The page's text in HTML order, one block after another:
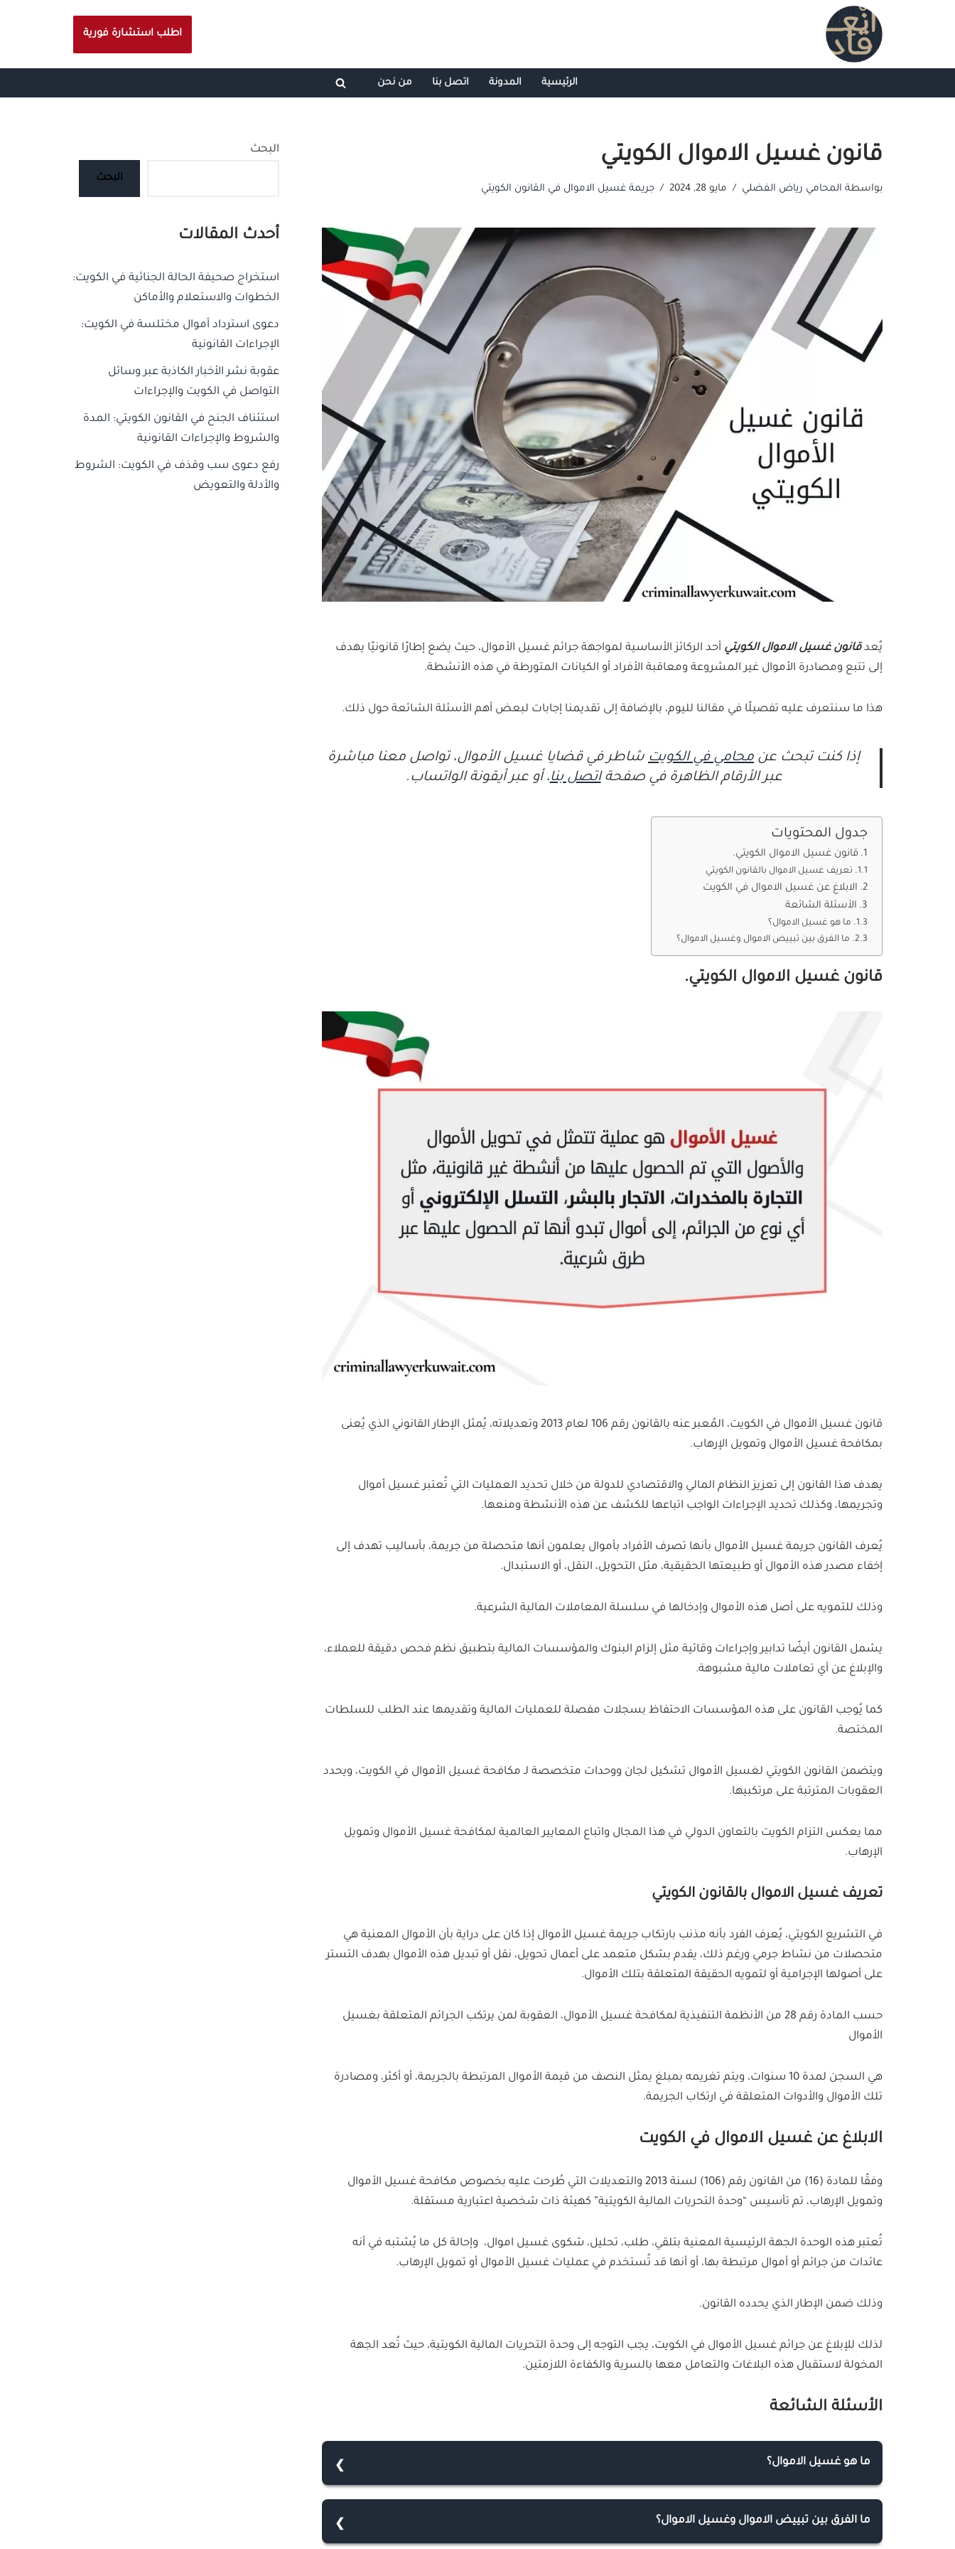
اطلب استشارة فورية
الرئيسية المدونة اتصل بنا من نحن
قانون غسيل الاموال الكويتي
بواسطة المحامي رياض الفضلي مايو 28, 2024 جريمة غسيل الاموال في القانون الكويتي
يُعدقانون غسيل الاموال الكويتي أحد الركائز الأساسية لمواجهة جرائم غسيل الأموال، حيث يضع إطارًا قانونيًا يهدف
إلى تتبع ومصادرة الأموال غير المشروعة ومعاقبة الأفراد أو الكيانات المتورطة في هذه الأنشطة.
هذا ما سنتعرف عليه تفصيلًا في مقالنا لليوم، بالإضافة إلى تقديمنا إجابات لبعض أهم الأسئلة الشائعة حول ذلك.
إذا كنت تبحث عن محامي في الكويت شاطر في قضايا غسيل الأموال، تواصل معنا مباشرة
عبر الأرقام الظاهرة في صفحةاتصل بنا، أو عبر أيقونة الواتساب.
جدول المحتويات
قانون غسيل الاموال الكويتي.
تعريف غسيل الاموال بالقانون الكويتي
الابلاغ عن غسيل الاموال في الكويت
الأسئلة الشائعة
ما هو غسيل الاموال؟
ما الفرق بين تبييض الاموال وغسيل الاموال؟
قانون غسيل الاموال الكويتي.
قانون غسيل الأموال في الكويت، المُعبر عنه بالقانون رقم 106 لعام 2013 وتعديلاته، يُمثل الإطار القانوني الذي يُعنى
بمكافحة غسيل الأموال وتمويل الإرهاب.
يهدف هذا القانون إلى تعزيز النظام المالي والاقتصادي للدولة من خلال تحديد العمليات التي تُعتبر غسيل أموال
وتجريمها، وكذلك تحديد الإجراءات الواجب اتباعها للكشف عن هذه الأنشطة ومنعها.
يُعرف القانون جريمة غسيل الأموال بأنها تصرف الأفراد بأموال يعلمون أنها متحصلة من جريمة، بأساليب تهدف إلى
إخفاء مصدر هذه الأموال أو طبيعتها الحقيقية، مثل التحويل، النقل، أو الاستبدال.
وذلك للتمويه على أصل هذه الأموال وإدخالها في سلسلة المعاملات المالية الشرعية.
يشمل القانون أيضًا تدابير وإجراءات وقائية مثل إلزام البنوك والمؤسسات المالية بتطبيق نظم فحص دقيقة للعملاء،
والإبلاغ عن أي تعاملات مالية مشبوهة.
كما يُوجب القانون على هذه المؤسسات الاحتفاظ بسجلات مفصلة للعمليات المالية وتقديمها عند الطلب للسلطات
المختصة.
ويتضمن القانون الكويتي لغسيل الأموال تشكيل لجان ووحدات متخصصة لـ مكافحة غسيل الأموال في الكويت، ويحدد
العقوبات المترتبة على مرتكبيها.
مما يعكس التزام الكويت بالتعاون الدولي في هذا المجال واتباع المعايير العالمية لمكافحة غسيل الأموال وتمويل
الإرهاب.
تعريف غسيل الاموال بالقانون الكويتي
في التشريع الكويتي، يُعرف الفرد بأنه مذنب بارتكاب جريمة غسيل الأموال إذا كان على دراية بأن الأموال المعنية هي
متحصلات من نشاط جرمي ورغم ذلك، يقدم بشكل متعمد على أعمال تحويل، نقل أو تبديل هذه الأموال بهدف التستر
على أصولها الإجرامية أو لتمويه الحقيقة المتعلقة بتلك الأموال.
حسب المادة رقم 28 من الأنظمة التنفيذية لمكافحة غسيل الأموال، العقوبة لمن يرتكب الجرائم المتعلقة بغسيل
الأموال
هي السجن لمدة 10 سنوات،
ويتم تغريمه بمبلغ يمثل النصف من قيمة الأموال المرتبطة بالجريمة، أو أكثر، ومصادرة
تلك الأموال والأدوات المتعلقة في ارتكاب الجريمة.
الابلاغ عن غسيل الاموال في الكويت
وفقًا للمادة (16) من القانون رقم (106) لسنة 2013 والتعديلات التي طُرحت عليه بخصوص مكافحة غسيل الأموال
وتمويل الإرهاب، تم تأسيس “وحدة التحريات المالية الكويتية” كهيئة ذات شخصية اعتبارية مستقلة.
تُعتبر هذه الوحدة الجهة الرئيسية المعنية بتلقي، طلب، تحليل، شكوى غسيل اموال، وإحالة كل ما يُشتبه في أنه
عائدات من جرائم أو أموال مرتبطة بها، أو أنها قد تُستخدم في عمليات غسيل الأموال أو تمويل الإرهاب.
وذلك ضمن الإطار الذي يحدده القانون.
لذلك للإبلاغ عن جرائم غسيل الأموال في الكويت، يجب التوجه إلى وحدة التحريات المالية الكويتية، حيث تُعد الجهة
المخولة لاستقبال هذه البلاغات والتعامل معها بالسرية والكفاءة اللازمتين.
الأسئلة الشائعة
ما هو غسيل الاموال؟
التجارة بالمخدرات، الاتجار بالبشر، التسلل الإلكتروني أو أي نوع من الجرائم، إلى أموال تبدو أنها تم الحصول عليها
ما الفرق بين تبييض الاموال وغسيل الاموال؟
البحث
البحث
أحدث المقالات
استخراج صحيفة الحالة الجنائية في الكويت:
الخطوات والاستعلام والأماكن
دعوى استرداد أموال مختلسة في الكويت:
الإجراءات القانونية
عقوبة نشر الأخبار الكاذبة عبر وسائل
التواصل في الكويت والإجراءات
استئناف الجنح في القانون الكويتي: المدة
والشروط والإجراءات القانونية
رفع دعوى سب وقذف في الكويت: الشروط
والأدلة والتعويض